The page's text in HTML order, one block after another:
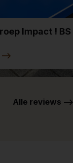
Impact ! BS
-->
Alle reviews -->